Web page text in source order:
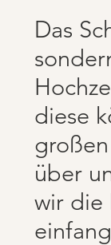
Das
diese
über
wir die